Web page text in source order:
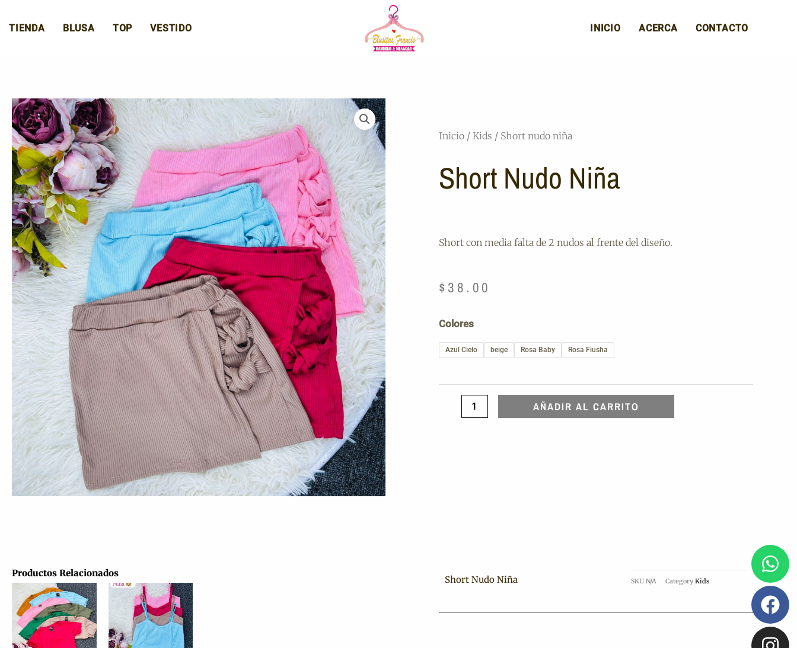
TIENDA BLUSA TOP VESTIDO INICIO ACERCA CONTACTO
Inicio / Kids / Short nudo niña
Short Nudo Niña
Short con media falta de 2 nudos al frente del diseño.
$ 38.00
Colores
Azul Cielo beige Rosa Baby Rosa Fiusha
Short
niña
AÑADIR AL CARRITO
Productos Relacionados
Short Nudo Niña SKUN/A Category Kids